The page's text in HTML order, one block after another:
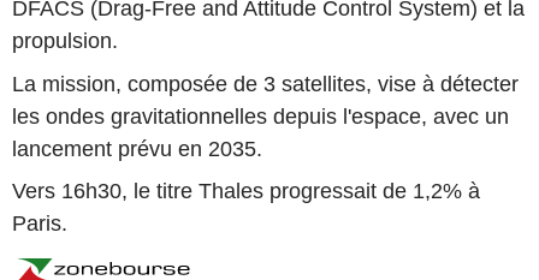
DFACS (Drag-Free and Attitude Control System) et la
propulsion.
La mission, composée de 3 satellites, vise à détecter
les ondes gravitationnelles depuis l'espace, avec un
lancement prévu en 2035.
Vers 16h30, le titre Thales progressait de 1,2% à
Paris.